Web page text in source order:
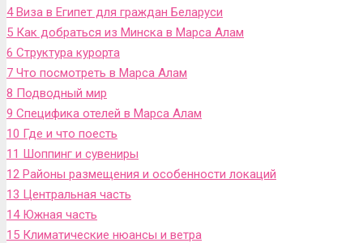
4 Виза в Египет для граждан Беларуси
5 Как добраться из Минска в Марса Алам
6 Структура курорта
7 Что посмотреть в Марса Алам
8 Подводный мир
9 Специфика отелей в Марса Алам
10 Где и что поесть
11 Шоппинг и сувениры
12 Районы размещения и особенности локаций
13 Центральная часть
14 Южная часть
15 Климатические нюансы и ветра